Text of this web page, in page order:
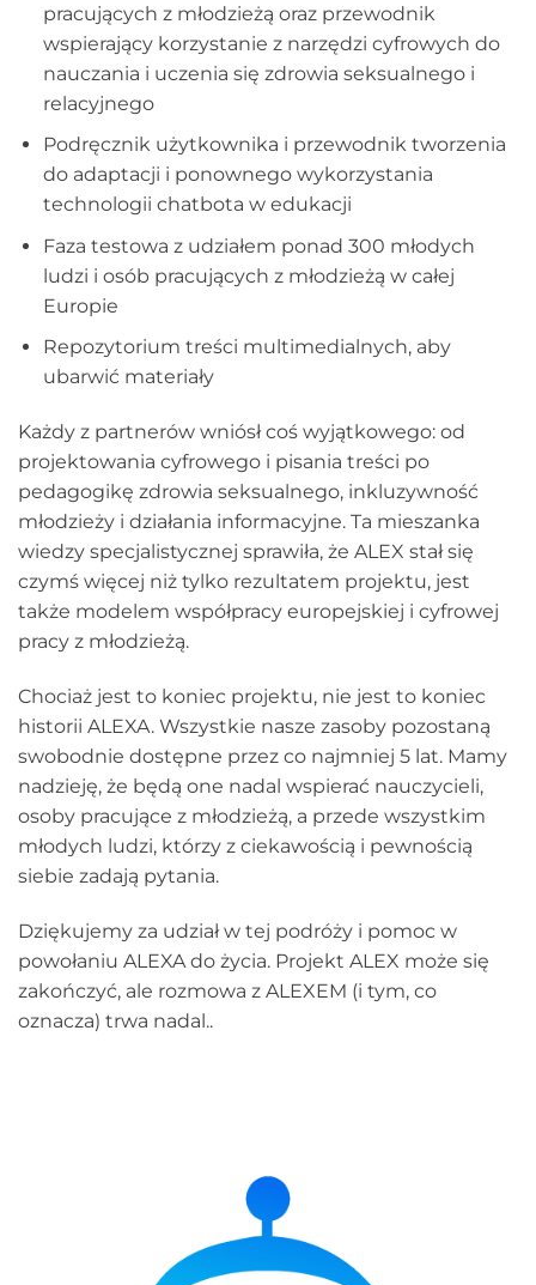
pracujących z młodzieżą oraz przewodnik
wspierający korzystanie z narzędzi cyfrowych do
nauczania i uczenia się zdrowia seksualnego i
relacyjnego
Podręcznik użytkownika i przewodnik tworzenia
do adaptacji i ponownego wykorzystania
technologii chatbota w edukacji
Faza testowa z udziałem ponad 300 młodych
ludzi i osób pracujących z młodzieżą w całej
Europie
Repozytorium treści multimedialnych, aby
ubarwić materiały
Każdy z partnerów wniósł coś wyjątkowego: od
projektowania cyfrowego i pisania treści po
pedagogikę zdrowia seksualnego, inkluzywność
młodzieży i działania informacyjne. Ta mieszanka
wiedzy specjalistycznej sprawiła, że ALEX stał się
czymś więcej niż tylko rezultatem projektu, jest
także modelem współpracy europejskiej i cyfrowej
pracy z młodzieżą.
Chociaż jest to koniec projektu, nie jest to koniec
historii ALEXA. Wszystkie nasze zasoby pozostaną
swobodnie dostępne przez co najmniej 5 lat. Mamy
nadzieję, że będą one nadal wspierać nauczycieli,
osoby pracujące z młodzieżą, a przede wszystkim
młodych ludzi, którzy z ciekawością i pewnością
siebie zadają pytania.
Dziękujemy za udział w tej podróży i pomoc w
powołaniu ALEXA do życia. Projekt ALEX może się
zakończyć, ale rozmowa z ALEXEM (i tym, co
oznacza) trwa nadal..